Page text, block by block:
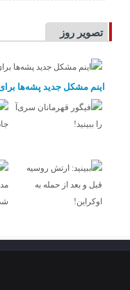
تصویر روز
اینم مشکل جدید پشه‌ها